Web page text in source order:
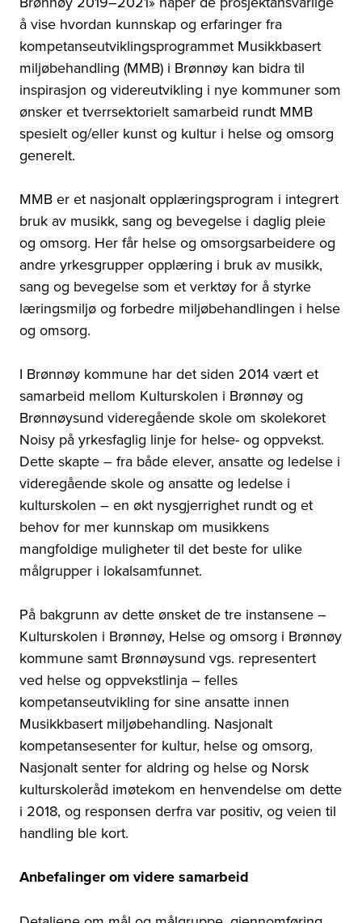
å vise hvordan kunnskap og erfaringer fra
kompetanseutviklingsprogrammet Musikkbasert
miljøbehandling (MMB) i Brønnøy kan bidra til
inspirasjon og videreutvikling i nye kommuner som
ønsker et tverrsektorielt samarbeid rundt MMB
spesielt og/eller kunst og kultur i helse og omsorg
generelt.
MMB er et nasjonalt opplæringsprogram i integrert
bruk av musikk, sang og bevegelse i daglig pleie
og omsorg. Her får helse og omsorgsarbeidere og
andre yrkesgrupper opplæring i bruk av musikk,
sang og bevegelse som et verktøy for å styrke
læringsmiljø og forbedre miljøbehandlingen i helse
og omsorg.
I Brønnøy kommune har det siden 2014 vært et
samarbeid mellom Kulturskolen i Brønnøy og
Brønnøysund videregående skole om skolekoret
Noisy på yrkesfaglig linje for helse- og oppvekst.
Dette skapte – fra både elever, ansatte og ledelse i
videregående skole og ansatte og ledelse i
kulturskolen – en økt nysgjerrighet rundt og et
behov for mer kunnskap om musikkens
mangfoldige muligheter til det beste for ulike
målgrupper i lokalsamfunnet.
På bakgrunn av dette ønsket de tre instansene –
Kulturskolen i Brønnøy, Helse og omsorg i Brønnøy
kommune samt Brønnøysund vgs. representert
ved helse og oppvekstlinja – felles
kompetanseutvikling for sine ansatte innen
Musikkbasert miljøbehandling. Nasjonalt
kompetansesenter for kultur, helse og omsorg,
Nasjonalt senter for aldring og helse og Norsk
kulturskoleråd imøtekom en henvendelse om dette
i 2018, og responsen derfra var positiv, og veien til
handling ble kort.
Anbefalinger om videre samarbeid